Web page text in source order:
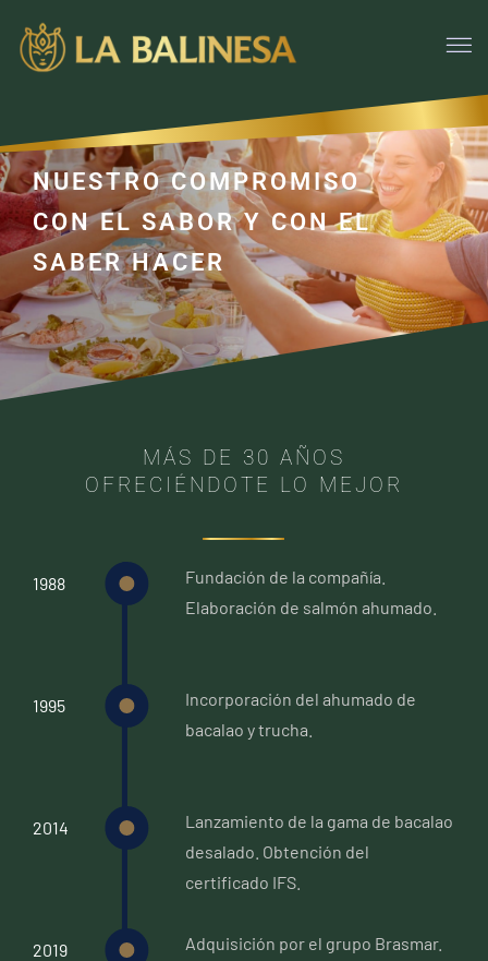
NUESTRO COMPROMISO
CON EL SABOR Y CON EL
SABER HACER
MÁS DE 30 AÑOS
OFRECIÉNDOTE LO MEJOR
1988
Fundación de la compañía.
Elaboración de salmón ahumado.
1995
Incorporación del ahumado de
bacalao y trucha.
2014
Lanzamiento de la gama de bacalao
desalado. Obtención del
certificado IFS.
2019
Adquisición por el grupo Brasmar.